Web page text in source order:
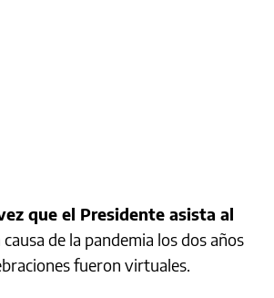
que el Presidente asista al
de la pandemia los dos años
fueron virtuales.